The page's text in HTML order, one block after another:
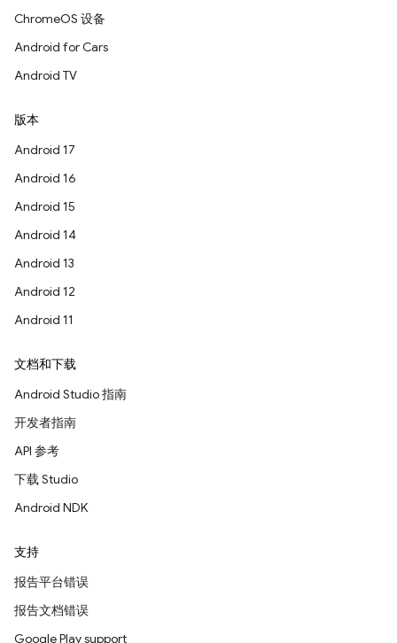
ChromeOS 设备
Android for Cars
Android TV
版本
Android 17
Android 16
Android 15
Android 14
Android 13
Android 12
Android 11
文档和下载
Android Studio 指南
开发者指南
API 参考
下载 Studio
Android NDK
支持
报告平台错误
报告文档错误
Google Play support